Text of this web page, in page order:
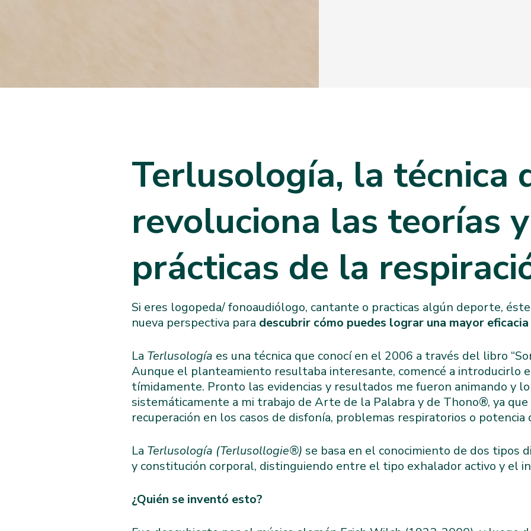
Terlusología, la técnica
revoluciona las teorías y
prácticas de la
Si eres logopeda/ fonoaudiólogo, cantante o practicas algún deporte,
nueva perspectiva para descubrir cómo puedes lograr una mayor
La Terlusología es una técnica que conocí en el 2006 a través del libro
Aunque el planteamiento resultaba interesante, comencé a introducirlo
tímidamente. Pronto las evidencias y resultados me fueron animando y
sistemáticamente a mi trabajo de Arte de la Palabra y de Thono®, ya
recuperación en los casos de disfonía, problemas respiratorios o potencia
La Terlusología (Terlusollogie®) se basa en el conocimiento de dos tipos
y constitución corporal, distinguiendo entre el tipo exhalador activo y el
¿Quién se inventó esto?